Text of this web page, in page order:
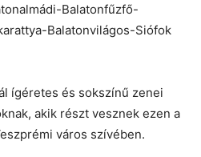
Balatonfűzfő-
Balatonvilágos-Siófok
ígéretes és sokszínű zenei
akik részt vesznek ezen a
város szívében.